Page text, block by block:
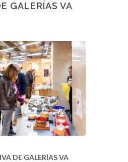
GALERÍAS VA
DE GALERÍAS VA